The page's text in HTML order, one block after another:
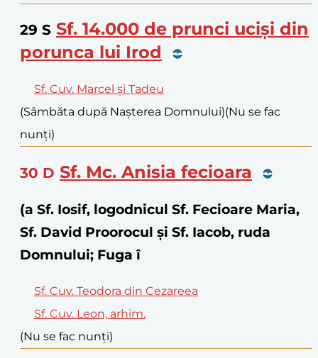
29 S Sf. 14.000 de prunci uciși din
porunca lui Irod
Sf. Cuv. Marcel și Tadeu
(Sâmbăta după Nașterea Domnului)(Nu se fac
nunți)
30 D Sf. Mc. Anisia fecioara
(a Sf. Iosif, logodnicul Sf. Fecioare Maria,
Sf. David Proorocul și Sf. Iacob, ruda
Domnului; Fuga î
Sf. Cuv. Teodora din Cezareea
Sf. Cuv. Leon, arhim.
(Nu se fac nunți)